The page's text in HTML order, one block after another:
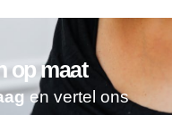
op maat
en vertel ons